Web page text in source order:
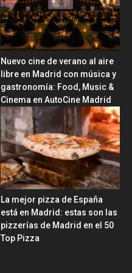
Nuevo cine de verano al aire
libre en Madrid con música y
gastronomía: Food, Music &
Cinema en AutoCine Madrid
La mejor pizza de España
está en Madrid: estas son las
pizzerías de Madrid en el 50
Top Pizza